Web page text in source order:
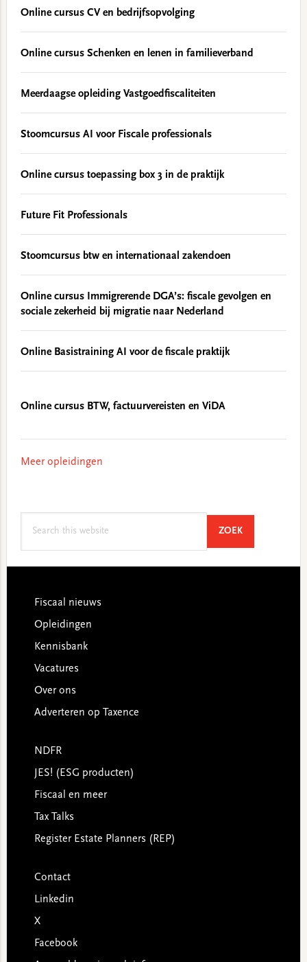
Online cursus CV en bedrijfsopvolging
Online cursus Schenken en lenen in familieverband
Meerdaagse opleiding Vastgoedfiscaliteiten
Stoomcursus AI voor Fiscale professionals
Online cursus toepassing box 3 in de praktijk
Future Fit Professionals
Stoomcursus btw en internationaal zakendoen
Online cursus Immigrerende DGA’s: fiscale gevolgen en
sociale zekerheid bij migratie naar Nederland
Online Basistraining AI voor de fiscale praktijk
Online cursus BTW, factuurvereisten en ViDA
Meer opleidingen
ZOEKSEARCH
Footer
Fiscaal nieuws
Opleidingen
Kennisbank
Vacatures
Over ons
Adverteren op Taxence
NDFR
JES! (ESG producten)
Fiscaal en meer
Tax Talks
Register Estate Planners (REP)
Contact
Linkedin
X
Facebook